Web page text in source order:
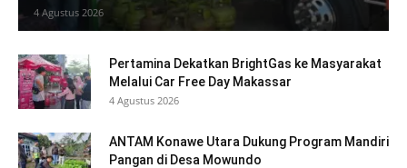
4 Agustus 2026
Pertamina Dekatkan BrightGas ke Masyarakat
Melalui Car Free Day Makassar
4 Agustus 2026
ANTAM Konawe Utara Dukung Program Mandiri
Pangan di Desa Mowundo